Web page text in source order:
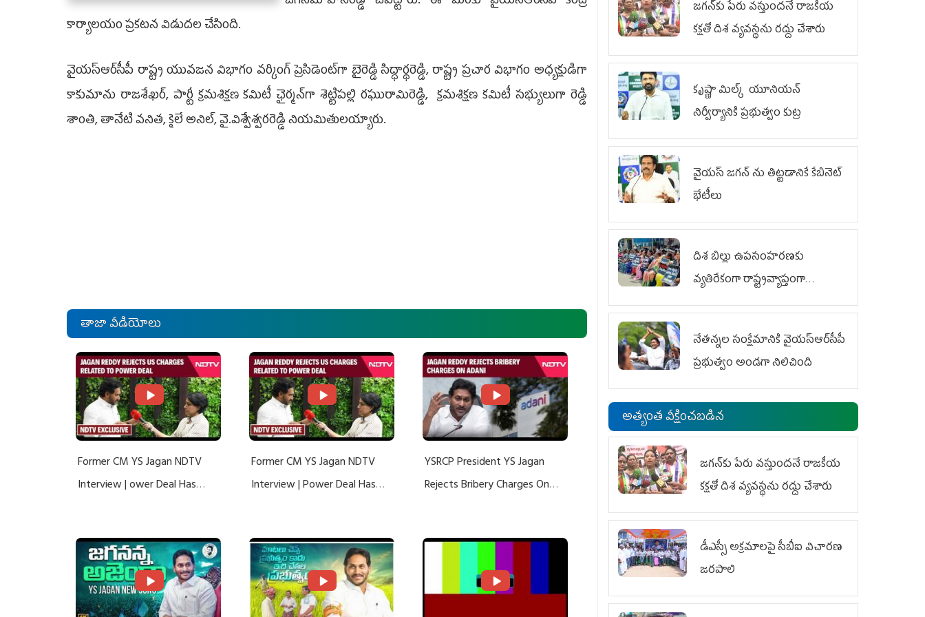
కార్యాలయం ప్రకటన విడుదల చేసింది.
వైయ‌స్ఆర్‌సీపీ రాష్ట్ర యువజన విభాగం వర్కింగ్‌ ప్రెసిడెంట్‌గా బైరెడ్డి సిద్ధార్థరెడ్డి, రాష్ట్ర ప్రచార విభాగం అధ్యక్షుడిగా
కాకుమాను రాజశేఖర్‌, పార్టీ క్రమశిక్షణ కమిటీ ఛైర్మన్‌గా శెట్టిపల్లి రఘురామిరెడ్డి, క్రమశిక్షణ కమిటీ సభ్యులుగా రెడ్డి
శాంతి, తానేటి వనిత, కైలే అనిల్‌, వై.విశ్వేశ్వరరెడ్డి నియమితులయ్యారు.
తాజా వీడియోలు
Former CM YS Jagan NDTV
Interview | ower Deal Has
Former CM YS Jagan NDTV
Interview | Power Deal Has
YSRCP President YS Jagan
Rejects Bribery Charges On
జగన్‌కు పేరు వస్తుందనే రాజకీయ
కక్షతో దిశ వ్య‌వ‌స్థ‌ను రద్దు చేశారు
కృష్ణా మిల్క్‌ యూనియన్‌
నిర్వీర్యానికి ప్రభుత్వం కుట్ర
వైయ‌స్ జగన్‌ ను తిట్టడానికే కేబినెట్‌
భేటీలు
దిశ బిల్లు ఉపసంహరణకు
వ్యతిరేకంగా రాష్ట్రవ్యాప్తంగా
వైయ‌స్ఆర్‌సీపీ మహిళా విభాగం
నేతన్నల సంక్షేమానికి వైయ‌స్ఆర్‌సీపీ
ప్రభుత్వం అండగా నిలిచింది
అత్యంత వీక్షించబడిన
జగన్‌కు పేరు వస్తుందనే రాజకీయ
కక్షతో దిశ వ్య‌వ‌స్థ‌ను రద్దు చేశారు
డీఎస్సీ అక్రమాలపై సీబీఐ విచారణ
జరపాలి